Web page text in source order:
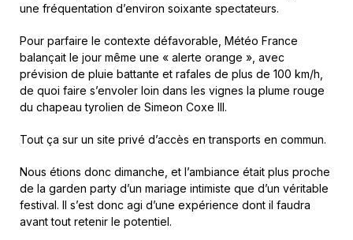
une fréquentation d’environ soixante spectateurs.
Pour parfaire le contexte défavorable, Météo France
balançait le jour même une « alerte orange », avec
prévision de pluie battante et rafales de plus de 100 km/h,
de quoi faire s’envoler loin dans les vignes la plume rouge
du chapeau tyrolien de Simeon Coxe III.
Tout ça sur un site privé d’accès en transports en commun.
Nous étions donc dimanche, et l’ambiance était plus proche
de la garden party d’un mariage intimiste que d’un véritable
festival. Il s’est donc agi d’une expérience dont il faudra
avant tout retenir le potentiel.